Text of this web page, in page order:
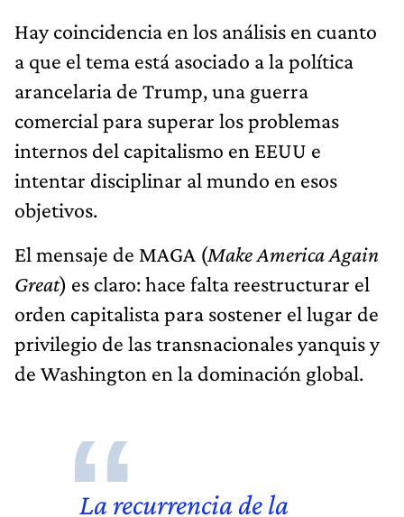
Hay coincidencia en los análisis en cuanto
a que el tema está asociado a la política
arancelaria de Trump, una guerra
comercial para superar los problemas
internos del capitalismo en EEUU e
intentar disciplinar al mundo en esos
objetivos.
El mensaje de MAGA (Make America Again
Great) es claro: hace falta reestructurar el
orden capitalista para sostener el lugar de
privilegio de las transnacionales yanquis y
de Washington en la dominación global.
La recurrencia de la